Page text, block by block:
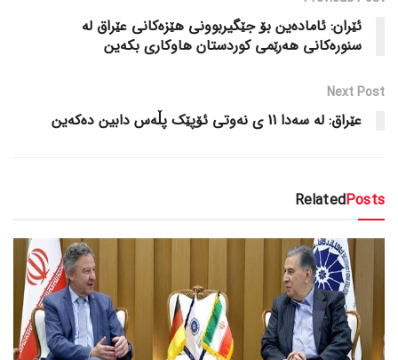
ئێران: ئامادەین بۆ جێگیربوونی هێزەکانی عێراق لە
سنورەکانی هەرێمی کوردستان هاوکاری بکەین
Next Post
عێراق: لە سەدا 11 ی نەوتی ئۆپێک پڵەس دابین دەکەین
RelatedPosts